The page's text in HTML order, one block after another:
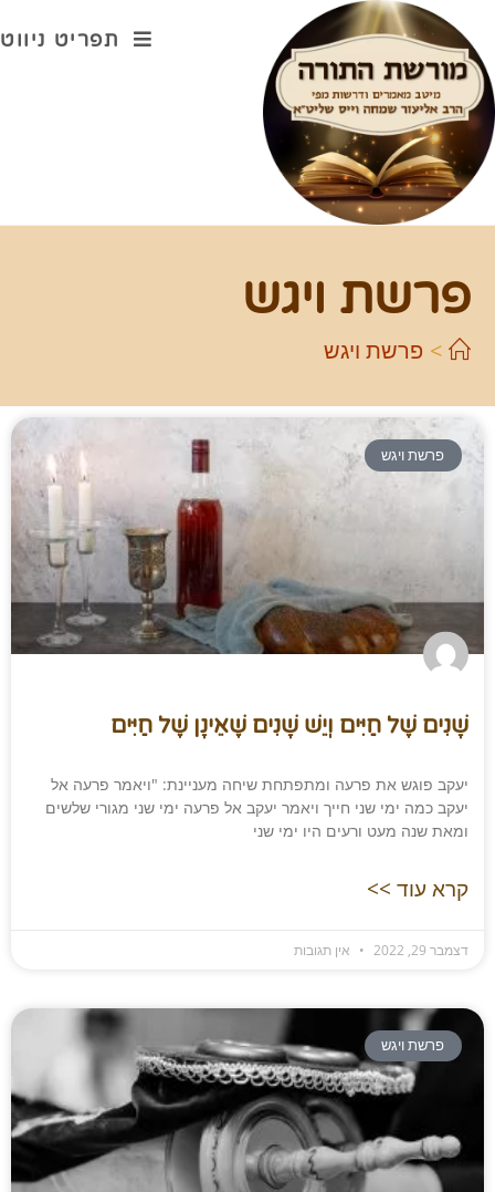
תפריט ניווט
פרשת ויגש
> פרשת ויגש
פרשת ויגש
שָׁנִים שֶׁל חַיִּים וְיֵשׁ שָׁנִים שֶׁאֵינָן שֶׁל חַיִּים
יעקב פוגש את פרעה ומתפתחת שיחה מעניינת: "ויאמר פרעה אל
יעקב כמה ימי שני חייך ויאמר יעקב אל פרעה ימי שני מגורי שלשים
ומאת שנה מעט ורעים היו ימי שני
קרא עוד >>
דצמבר 29, 2022 אין תגובות
פרשת ויגש